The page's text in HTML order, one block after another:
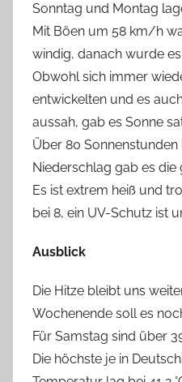
Sonntag und Montag
Mit Böen um 58 km/h
windig, danach wurde
Obwohl sich immer
entwickelten und es
aussah, gab es Sonne
Über 80
Niederschlag gab es die
Es ist extrem heiß und
bei 8, ein UV-Schutz ist
Ausblick
Die Hitze bleibt uns
Wochenende soll es
Für Samstag sind über
Die höchste je in